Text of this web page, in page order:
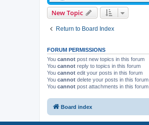
New Topic
Return to Board Index
FORUM PERMISSIONS
You cannot post new topics in this forum
You cannot reply to topics in this forum
You cannot edit your posts in this forum
You cannot delete your posts in this forum
You cannot post attachments in this forum
Board index